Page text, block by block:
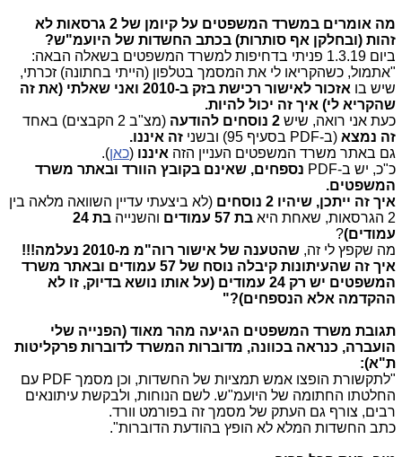
מה אומרים במשרד המשפטים על קיומן של 2 גרסאות לא
זהות (ובחלקן אף סותרות) בכתב החשדות של היועמ"ש?
ביום 1.3.19 פניתי בדחיפות למשרד המשפטים בשאלה הבאה:
"אתמול, כשהקריאו לי את המסמך בטלפון (הייתי בחתונה) זכרתי,
שיש בו
אזכור לאישור רכישת בזק ב-2010 ואני שאלתי (את זה
שהקריא לי) איך זה יכול להיות.
כעת אני רואה, שיש 2 נוסחים להודעה
(מצ"ב 2 הקבצים) באחד
זה נמצא (ב-PDF בסעיף 95) ובשני
זה איננו.
גם באתר משרד המשפטים העניין הזה איננו (כאן).
כ"כ, יש ב-PDF נספחים, שאינם בקובץ הוורד ובאתר משרד
המשפטים.
איך זה ייתכן, שיהיו 2 נוסחים
(לא ביצעתי עדיין השוואה מלאה בין
2 הגרסאות, שאחת היא
בת 57 עמודים והשנייה
בת 24
עמודים)?
מה שקפץ לי זה, שהטענה של אישור רוה"מ מ-2010 נעלמה!!!
איך זה שהעיתונות קיבלה נוסח של 57 עמודים ובאתר משרד
המשפטים יש רק 24 עמודים (על אותו נושא בדיוק, זו לא
ההקדמה אלא הנספחים)?"
תגובת משרד המשפטים הגיעה מהר מאוד (הפנייה שלי
הועברה, כנראה בכוונה, מדוברות המשרד לדוברות פרקליטות
ת"א):
"לתקשורת הופצו אמש תמציות של החשדות, וכן מסמך PDF עם
החלטתו החתומה של היועמ"ש. לשם הנוחות, ולבקשת עיתונאים
רבים, צורף גם העתק של מסמך זה בפורמט וורד.
כתב החשדות המלא לא הופץ בהודעת הדוברות".